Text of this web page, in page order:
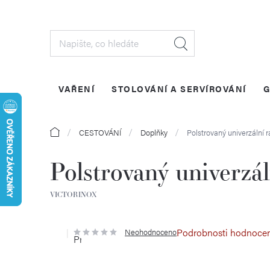
VAŘENÍ STOLOVÁNÍ A SERVÍROVÁNÍ
DomůCESTOVÁNÍ Doplňky Polstrovaný univerzální
Polstrovaný
VICTORINOX
Průměrné
hodnocení
NeohodnocenoPodrobnosti